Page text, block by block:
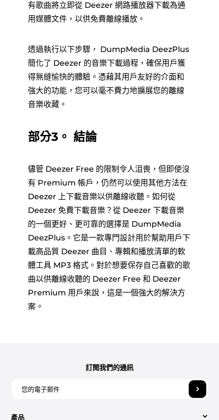
有歌曲將立即從 Deezer 網路播放器下載為通
用媒體文件，以供免費離線播放。
透過執行以下步驟， DumpMedia DeezPlus
簡化了 Deezer 的音樂下載過程，確保用戶獲
得無縫愉快的體驗。憑藉其用戶友好的介面和
強大的功能，您可以毫不費力地擴展您的離線
音樂收藏。
部分3。 結論
儘管 Deezer Free 的限制令人沮喪，但即使沒
有 Premium 帳戶，仍然可以使用其他方法在
Deezer 上下載音樂以供離線收聽。如何從
Deezer 免費下載音樂？從 Deezer 下載音樂
的一個更好、更可靠的選擇是 DumpMedia
DeezPlus。它是一款專門設計用於幫助用戶下
載高品質 Deezer 曲目、專輯和播放清單的軟
體工具 MP3 格式。對於想要保存自己喜歡的歌
曲以供離線收聽的 Deezer Free 和 Deezer
Premium 用戶來說，這是一個強大的解決方
案。
產品
訂閱我們的通訊